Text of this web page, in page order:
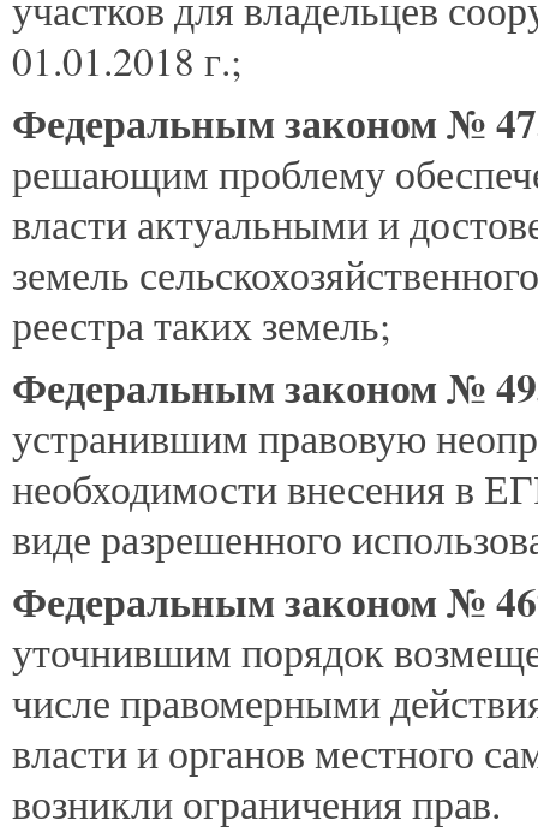
01.01.2018 г.;
Федеральным законом №
решающим проблему
власти актуальными и
земель
реестра таких земель;
Федеральным законом №
устранившим правовую
необходимости внесения в
виде разрешенного
Федеральным законом №
уточнившим порядок
числе правомерными
власти и органов местного
возникли ограничения прав.